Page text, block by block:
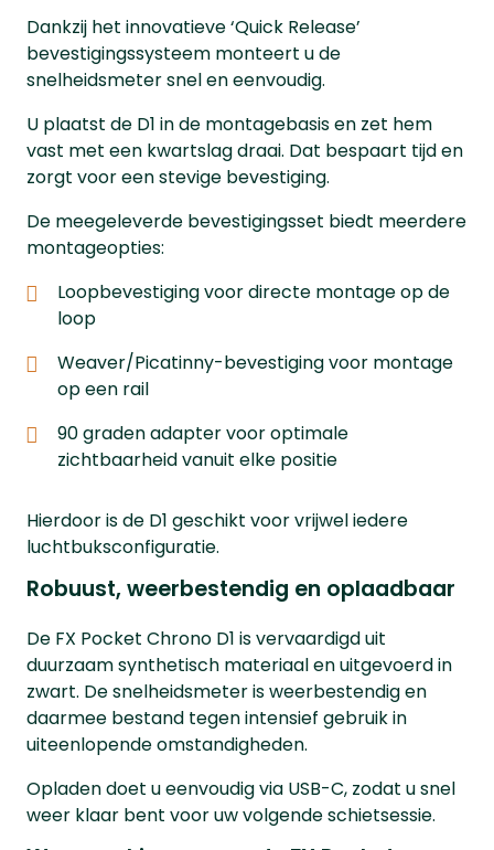
Dankzij het innovatieve ‘Quick Release’
bevestigingssysteem monteert u de
snelheidsmeter snel en eenvoudig.
U plaatst de D1 in de montagebasis en zet hem
vast met een kwartslag draai. Dat bespaart tijd en
zorgt voor een stevige bevestiging.
De meegeleverde bevestigingsset biedt meerdere
montageopties:
Loopbevestiging voor directe montage op de
loop
Weaver/Picatinny-bevestiging voor montage
op een rail
90 graden adapter voor optimale
zichtbaarheid vanuit elke positie
Hierdoor is de D1 geschikt voor vrijwel iedere
luchtbuksconfiguratie.
Robuust, weerbestendig en oplaadbaar
De FX Pocket Chrono D1 is vervaardigd uit
duurzaam synthetisch materiaal en uitgevoerd in
zwart. De snelheidsmeter is weerbestendig en
daarmee bestand tegen intensief gebruik in
uiteenlopende omstandigheden.
Opladen doet u eenvoudig via USB-C, zodat u snel
weer klaar bent voor uw volgende schietsessie.